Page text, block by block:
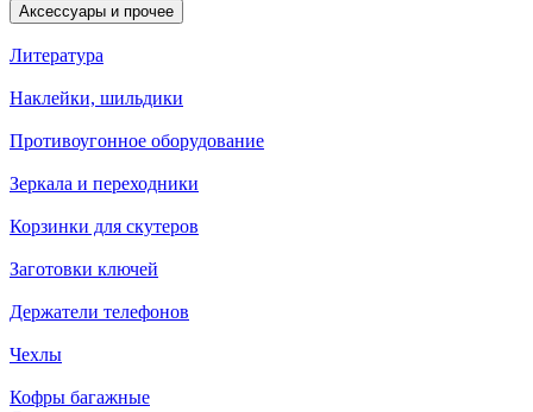
Аксессуары и прочее
Литература
Наклейки, шильдики
Противоугонное оборудование
Зеркала и переходники
Корзинки для скутеров
Заготовки ключей
Держатели телефонов
Чехлы
Кофры багажные